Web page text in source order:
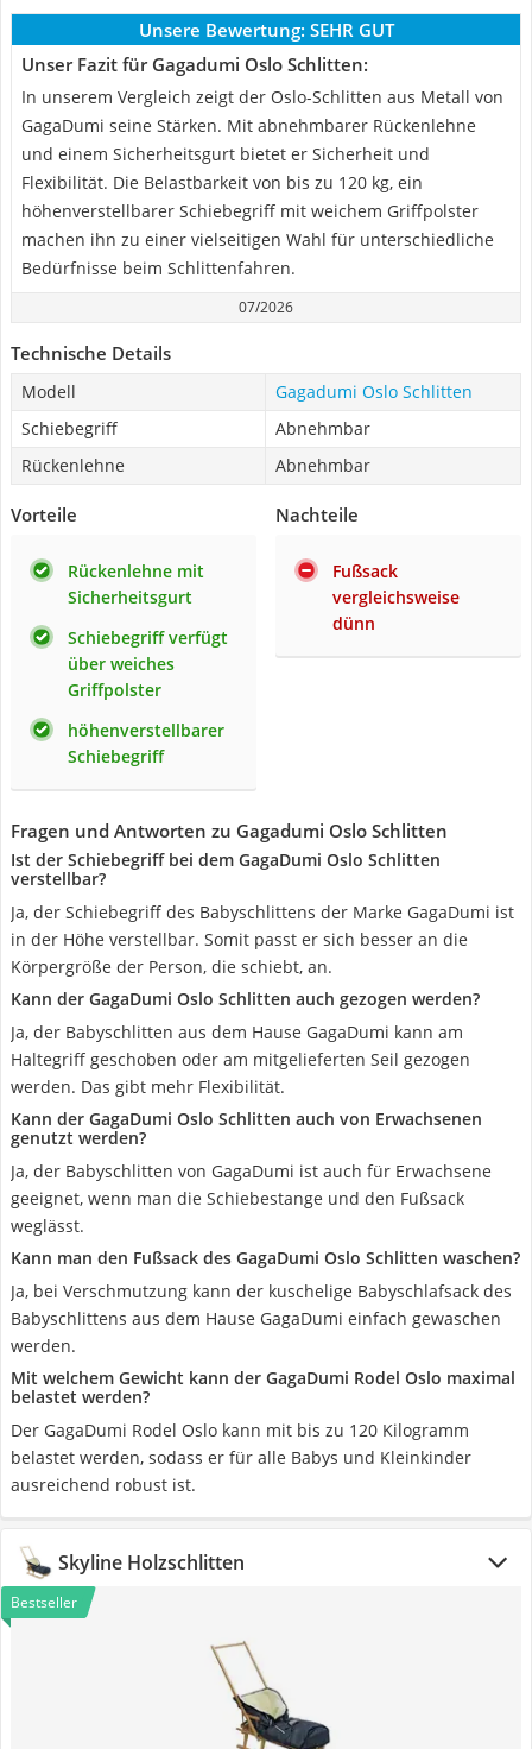
Unsere Bewertung: SEHR GUT
Unser Fazit für Gagadumi Oslo Schlitten:
In unserem Vergleich zeigt der Oslo-Schlitten aus Metall von
GagaDumi seine Stärken. Mit abnehmbarer Rückenlehne
und einem Sicherheitsgurt bietet er Sicherheit und
Flexibilität. Die Belastbarkeit von bis zu 120 kg, ein
höhenverstellbarer Schiebegriff mit weichem Griffpolster
machen ihn zu einer vielseitigen Wahl für unterschiedliche
Bedürfnisse beim Schlittenfahren.
07/2026
Technische Details
Modell
Gagadumi Oslo Schlitten
Schiebegriff
Abnehmbar
Rückenlehne
Abnehmbar
Vorteile
Rückenlehne mit
Sicherheitsgurt
Schiebegriff verfügt
über weiches
Griffpolster
höhenverstellbarer
Schiebegriff
Nachteile
Fußsack
vergleichsweise
dünn
Fragen und Antworten zu Gagadumi Oslo Schlitten
Ist der Schiebegriff bei dem GagaDumi Oslo Schlitten
verstellbar?
Ja, der Schiebegriff des Babyschlittens der Marke GagaDumi ist
in der Höhe verstellbar. Somit passt er sich besser an die
Körpergröße der Person, die schiebt, an.
Kann der GagaDumi Oslo Schlitten auch gezogen werden?
Ja, der Babyschlitten aus dem Hause GagaDumi kann am
Haltegriff geschoben oder am mitgelieferten Seil gezogen
werden. Das gibt mehr Flexibilität.
Kann der GagaDumi Oslo Schlitten auch von Erwachsenen
genutzt werden?
Ja, der Babyschlitten von GagaDumi ist auch für Erwachsene
geeignet, wenn man die Schiebestange und den Fußsack
weglässt.
Kann man den Fußsack des GagaDumi Oslo Schlitten waschen?
Ja, bei Verschmutzung kann der kuschelige Babyschlafsack des
Babyschlittens aus dem Hause GagaDumi einfach gewaschen
werden.
Mit welchem Gewicht kann der GagaDumi Rodel Oslo maximal
belastet werden?
Der GagaDumi Rodel Oslo kann mit bis zu 120 Kilogramm
belastet werden, sodass er für alle Babys und Kleinkinder
ausreichend robust ist.
Skyline Holzschlitten
Bestseller